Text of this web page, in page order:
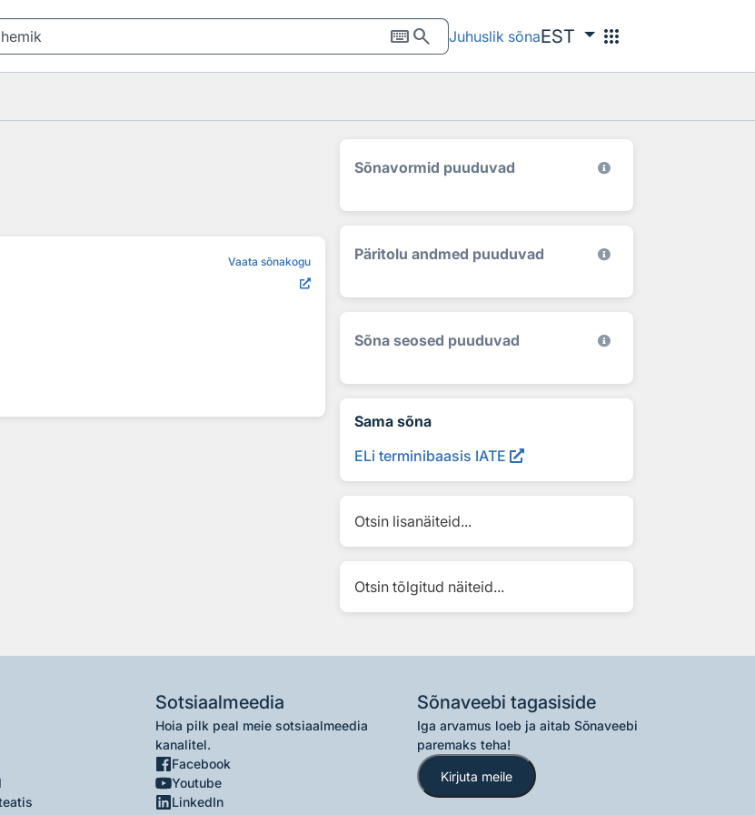
keyboardsearch Juhuslik sõnaEST apps
Vaata sõnakogu
Sõnavormid puuduvad
Päritolu andmed puuduvad
Sõna seosed puuduvad
Sama sõna
ELi terminibaasis IATE
Otsin lisanäiteid...
Otsin tõlgitud näiteid...
Sotsiaalmeedia
Hoia pilk peal meie sotsiaalmeedia
kanalitel.
Facebook
Youtube
LinkedIn
Sõnaveebi tagasiside
Iga arvamus loeb ja aitab Sõnaveebi
paremaks teha!
Kirjuta meile